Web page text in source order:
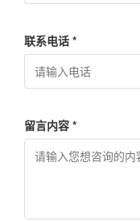
联系电话 *
留言内容 *